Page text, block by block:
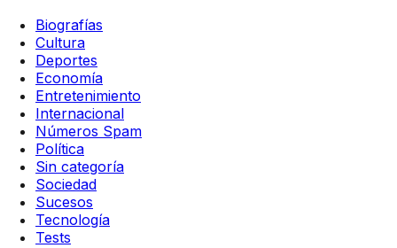
Biografías
Cultura
Deportes
Economía
Entretenimiento
Internacional
Números Spam
Política
Sin categoría
Sociedad
Sucesos
Tecnología
Tests